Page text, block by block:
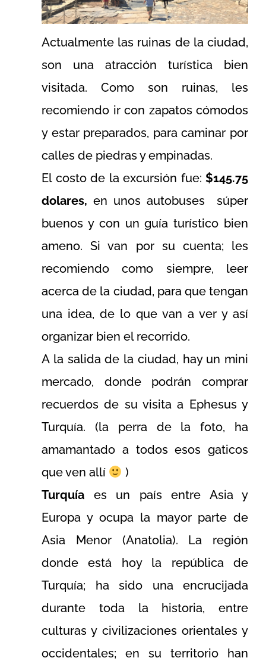
Actualmente las ruinas de la ciudad,
son una atracción turística bien
visitada. Como son ruinas, les
recomiendo ir con zapatos cómodos
y estar preparados, para caminar por
calles de piedras y empinadas.
El costo de la excursión fue: $145.75
dolares, en unos autobuses súper
buenos y con un guía turístico bien
ameno. Si van por su cuenta; les
recomiendo como siempre, leer
acerca de la ciudad, para que tengan
una idea, de lo que van a ver y así
organizar bien el recorrido.
A la salida de la ciudad, hay un mini
mercado, donde podrán comprar
recuerdos de su visita a Ephesus y
Turquía. (la perra de la foto, ha
amamantado a todos esos gaticos
que ven allí
)
Turquía es un país entre Asia y
Europa y ocupa la mayor parte de
Asia Menor (Anatolia). La región
donde está hoy la república de
Turquía; ha sido una encrucijada
durante toda la historia, entre
culturas y civilizaciones orientales y
occidentales; en su territorio han